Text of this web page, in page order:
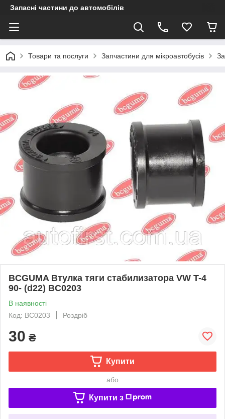
Запасні частини до автомобілів
Товари та послуги Запчастини для мікроавтобусів
BCGUMA Втулка тяги стабилизатора VW T-4
90- (d22) BC0203
В наявності
Код: BC0203
Роздріб
30 ₴
Купити
або
Купити з